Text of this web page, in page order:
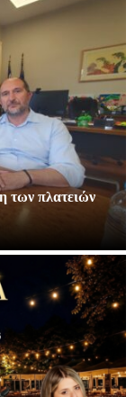
των πλατειών